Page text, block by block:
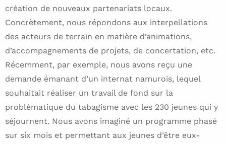
création de nouveaux partenariats locaux.
Concrètement, nous répondons aux interpellations
des acteurs de terrain en matière d’animations,
d’accompagnements de projets, de concertation, etc.
Récemment, par exemple, nous avons reçu une
demande émanant d’un internat namurois, lequel
souhaitait réaliser un travail de fond sur la
problématique du tabagisme avec les 230 jeunes qui y
séjournent. Nous avons imaginé un programme phasé
sur six mois et permettant aux jeunes d’être eux-